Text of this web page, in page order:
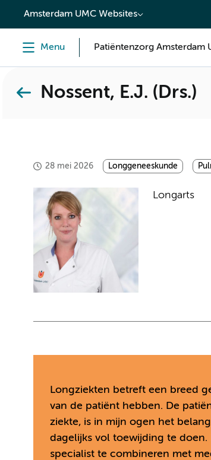
content
Amsterdam UMC Websites
Menu Patiëntenzorg Amsterdam
Nossent, E.J. (Drs.)
28 mei 2026 Longgeneeskunde
Longarts
Longziekten betreft een breed
van de patiënt hebben. De
ziekte, is in mijn ogen het
dagelijks vol toewijding te doen.
specialist te combineren met